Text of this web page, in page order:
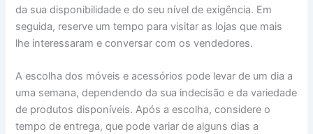
da sua disponibilidade e do seu nível de exigência. Em
seguida, reserve um tempo para visitar as lojas que mais
lhe interessaram e conversar com os vendedores.
A escolha dos móveis e acessórios pode levar de um dia a
uma semana, dependendo da sua indecisão e da variedade
de produtos disponíveis. Após a escolha, considere o
tempo de entrega, que pode variar de alguns dias a